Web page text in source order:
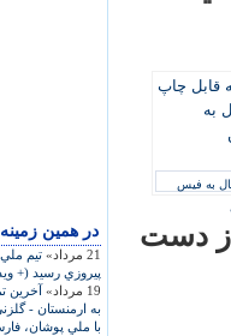
در همين زمينه
21 مرداد»
تيم
پيروزي رسيد (+
19 مرداد»
آخرين
به ارمنستان -
با ملي پوشان،
قابل چاپ
به
به فیس
از دست